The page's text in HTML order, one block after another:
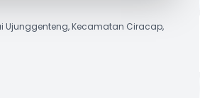
Kecamatan Ciracap,